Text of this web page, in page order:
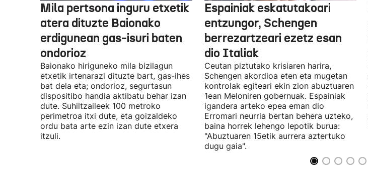
Mila pertsona inguru etxetik
atera dituzte Baionako
erdigunean gas-isuri baten
ondorioz
Baionako hiriguneko mila bizilagun
etxetik irtenarazi dituzte bart, gas-ihes
bat dela eta; ondorioz, segurtasun
dispositibo handia aktibatu behar izan
dute. Suhiltzaileek 100 metroko
perimetroa itxi dute, eta goizaldeko
ordu bata arte ezin izan dute etxera
itzuli.
Espainiak eskatutakoari
entzungor, Schengen
berrezartzeari ezetz esan
dio Italiak
Ceutan piztutako krisiaren harira,
Schengen akordioa eten eta mugetan
kontrolak egiteari ekin zion abuztuaren
1ean Meloniren gobernuak. Espainiak
igandera arteko epea eman dio
Erromari neurria bertan behera uzteko,
baina horrek lehengo lepotik burua:
"Abuztuaren 15etik aurrera aztertuko
dugu gaia".